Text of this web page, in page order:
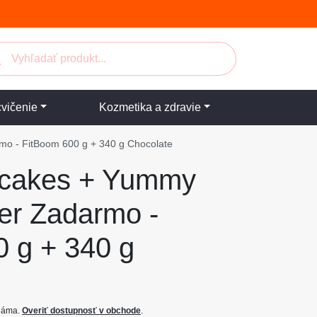
Kozmetika a zdravie
- FitBoom 600 g + 340 g Chocolate
+ Yummy
Zadarmo -
g + 340 g
Overiť dostupnosť v obchode.